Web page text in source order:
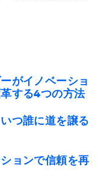
がイノベーショ
する4つの方法
つ誰に道を譲る
ョンで信頼を再